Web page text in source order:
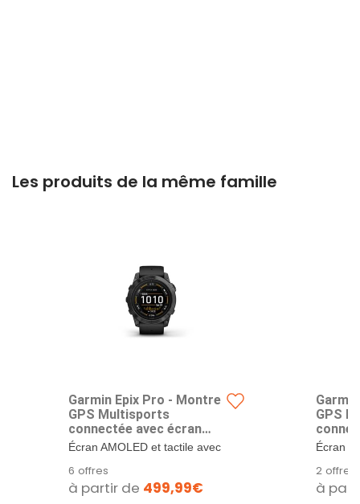
Les produits de la même famille
Garmin Epix Pro - Montre
GPS Multisports
connectée avec écran
Amoled – Gray avec
mm
Écran AMOLED et tactile avec
31...
6 offres
à partir de 499,99€
GPS
42 mm
Écran
10...
2 offres
à